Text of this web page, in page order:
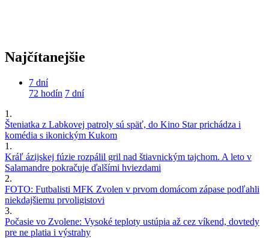
Najčítanejšie
7 dní
72 hodín 7 dní
1.
Šteniatka z Labkovej patroly sú späť, do Kino Star prichádza i
komédia s ikonickým Kukom
1.
Kráľ ázijskej fúzie rozpálil gril nad štiavnickým tajchom. A leto v
Salamandre pokračuje ďalšími hviezdami
2.
FOTO: Futbalisti MFK Zvolen v prvom domácom zápase podľahli
niekdajšiemu prvoligistovi
3.
Počasie vo Zvolene: Vysoké teploty ustúpia až cez víkend, dovtedy
pre ne platia i výstrahy